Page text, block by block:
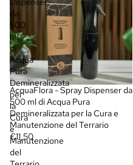
da
500
ml
di
Acqua
Pura
Demineralizzata
per
la
Cura
e
Manutenzione
del
AcquaFlora - Spray Dispenser da
500 ml di Acqua Pura
Demineralizzata per la Cura e
Manutenzione del Terrario
€11,50